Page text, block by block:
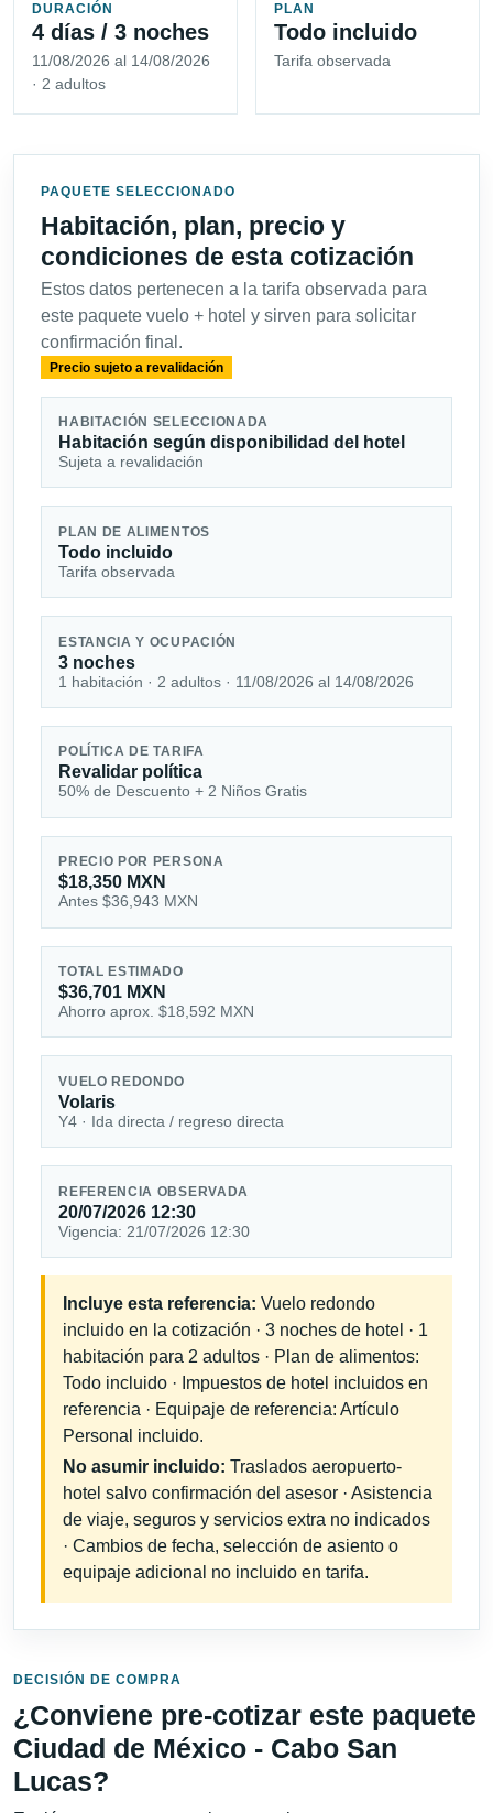
DURACIÓN
4 días / 3 noches
11/08/2026 al 14/08/2026
· 2 adultos
PLAN
Todo incluido
Tarifa observada
PAQUETE SELECCIONADO
Habitación, plan, precio y
condiciones de esta cotización
Estos datos pertenecen a la tarifa observada para
este paquete vuelo + hotel y sirven para solicitar
confirmación final.
Precio sujeto a revalidación
HABITACIÓN SELECCIONADA
Habitación según disponibilidad del hotel
Sujeta a revalidación
PLAN DE ALIMENTOS
Todo incluido
Tarifa observada
ESTANCIA Y OCUPACIÓN
3 noches
1 habitación · 2 adultos · 11/08/2026 al 14/08/2026
POLÍTICA DE TARIFA
Revalidar política
50% de Descuento + 2 Niños Gratis
PRECIO POR PERSONA
$18,350 MXN
Antes $36,943 MXN
TOTAL ESTIMADO
$36,701 MXN
Ahorro aprox. $18,592 MXN
VUELO REDONDO
Volaris
Y4 · Ida directa / regreso directa
REFERENCIA OBSERVADA
20/07/2026 12:30
Vigencia: 21/07/2026 12:30
Incluye esta referencia: Vuelo redondo
incluido en la cotización · 3 noches de hotel · 1
habitación para 2 adultos · Plan de alimentos:
Todo incluido · Impuestos de hotel incluidos en
referencia · Equipaje de referencia: Artículo
Personal incluido.
No asumir incluido: Traslados aeropuerto-
hotel salvo confirmación del asesor · Asistencia
de viaje, seguros y servicios extra no indicados
· Cambios de fecha, selección de asiento o
equipaje adicional no incluido en tarifa.
DECISIÓN DE COMPRA
¿Conviene pre-cotizar este paquete
Ciudad de México - Cabo San
Lucas?